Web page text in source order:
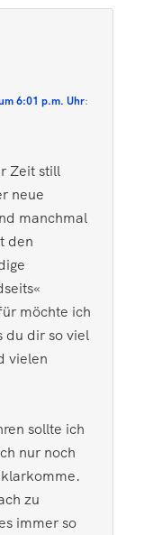
6:01 p.m. Uhr:
Zeit still
neue
manchmal
den
möchte ich
du dir so viel
vielen
sollte ich
nur noch
zu
immer so